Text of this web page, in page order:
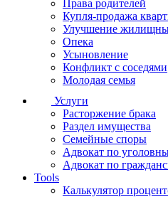
Права родителей
Купля-продажа
Улучшение
Опека
Усыновление
Конфликт с соседями
Молодая семья
Услуги
Расторжение брака
Раздел имущества
Семейные споры
Адвокат по
Адвокат по
Tools
Калькулятор